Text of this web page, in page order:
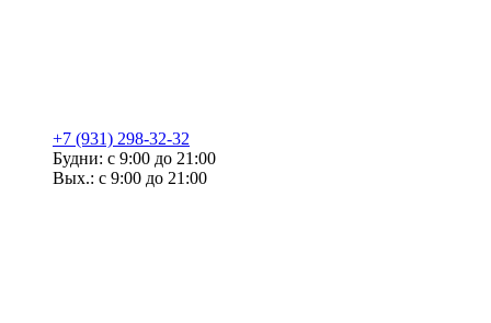
+7 (931) 298-32-32
Будни: с 9:00 до 21:00
Вых.: с 9:00 до 21:00